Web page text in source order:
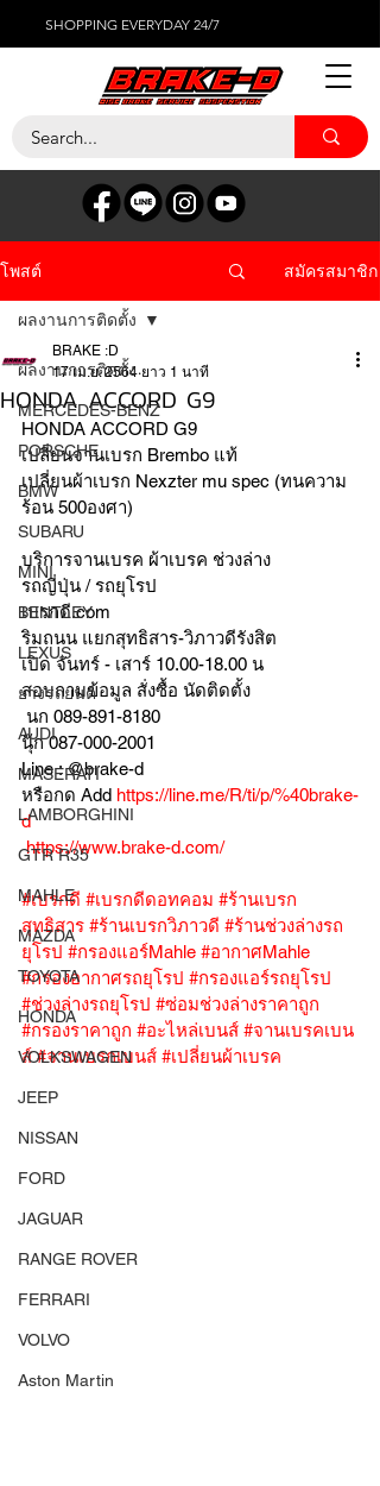
SHOPPING EVERYDAY 24/7
โพสต์ สมัครสมาชิก
ผลงานการติดตั้ง
MERCEDES-BENZ
PORSCHE
BMW
SUBARU
MINI
BENTLEY
LEXUS
ยางรถยนต์
AUDI
MASERATI
LAMBORGHINI
GTR R35
MAHLE
MAZDA
TOYOTA
HONDA
VOLKSWAGEN
JEEP
NISSAN
FORD
JAGUAR
RANGE ROVER
FERRARI
VOLVO
Aston Martin
ผลงานการติดตั้ง
HONDA ACCORD G9
BRAKE :D
17 เม.ย. 2564 ยาว 1 นาที
HONDA ACCORD G9
เปลี่ยนจานเบรก Brembo แท้
เปลี่ยนผ้าเบรก Nexzter mu spec (ทนความ
ร้อน 500องศา)
บริการจานเบรค ผ้าเบรค ช่วงล่าง
รถญี่ปุ่น / รถยุโรป
เบรกดี.com
ริมถนน แยกสุทธิสาร-วิภาวดีรังสิต
เปิด จันทร์ - เสาร์ 10.00-18.00 น
สอบถามข้อมูล สั่งซื้อ นัดติดตั้ง
นก 089-891-8180
นุ๊ก 087-000-2001
Line : @brake-d
หรือกด Add https://line.me/R/ti/p/%40brake-
d
https://www.brake-d.com/
#เบรกดี #เบรกดีดอทคอม #ร้านเบรก
สุทธิสาร #ร้านเบรกวิภาวดี #ร้านช่วงล่างรถ
ยุโรป #กรองแอร์Mahle #อากาศMahle
#กรองอากาศรถยุโรป #กรองแอร์รถยุโรป
#ช่วงล่างรถยุโรป #ซ่อมช่วงล่างราคาถูก
#กรองราคาถูก #อะไหล่เบนส์ #จานเบรคเบน
ส์ #จานเบรกเบนส์ #เปลี่ยนผ้าเบรค